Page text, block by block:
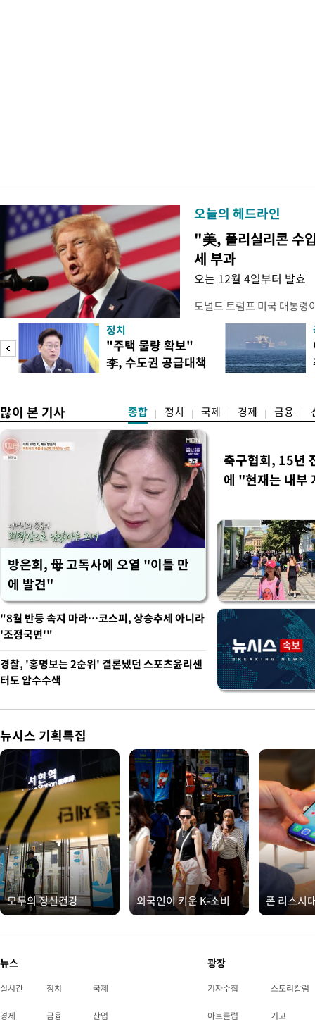
오늘의 헤드라인
"美, 폴리실리콘 수
세 부과
오는 12월 4일부터 발효
도널드 트럼프 미국 대통령
콘 산업과 공급망을 보호
대통령은 6일(현지 시간)
품 수입에 최저 수입가격제
15%의 종가 관세를 부과
러
정치
"주택 물량 확보"
李, 수도권 공급대책
많이 본 기사 종합 정치 국제 경제 금융
방은희, 母 고독사에 오열 "이틀 만
에 발견"
축구협회, 15년
에 "현재는 내부
"8월 반등 속지 마라…코스피, 상승추세 아니라
'조정국면'"
경찰, '홍명보는 2순위' 결론냈던 스포츠윤리센
터도 압수수색
뉴시스 기획특집
모두의 정신건강 외국인이 키운 K-소비 폰 리스시
뉴스
실시간 정치 국제
경제 금융 산업
광장
기자수첩 스토리칼럼
아트클럽 기고